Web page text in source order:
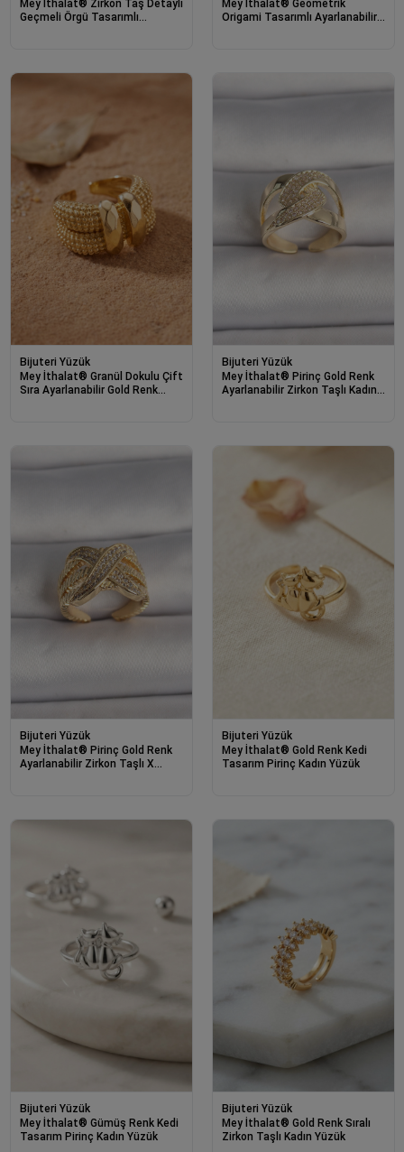
Mey İthalat® Zirkon Taş Detaylı
Geçmeli Örgü Tasarımlı
Mey İthalat® Geometrik
Origami Tasarımlı Ayarlanabilir
Bijuteri Yüzük
Mey İthalat® Granül Dokulu Çift
Sıra Ayarlanabilir Gold Renk
Bijuteri Yüzük
Mey İthalat® Pirinç Gold Renk
Ayarlanabilir Zirkon Taşlı Kadın
Bijuteri Yüzük
Mey İthalat® Pirinç Gold Renk
Ayarlanabilir Zirkon Taşlı X
Bijuteri Yüzük
Mey İthalat® Gold Renk Kedi
Tasarım Pirinç Kadın Yüzük
Bijuteri Yüzük
Mey İthalat® Gümüş Renk Kedi
Tasarım Pirinç Kadın Yüzük
Bijuteri Yüzük
Mey İthalat® Gold Renk Sıralı
Zirkon Taşlı Kadın Yüzük